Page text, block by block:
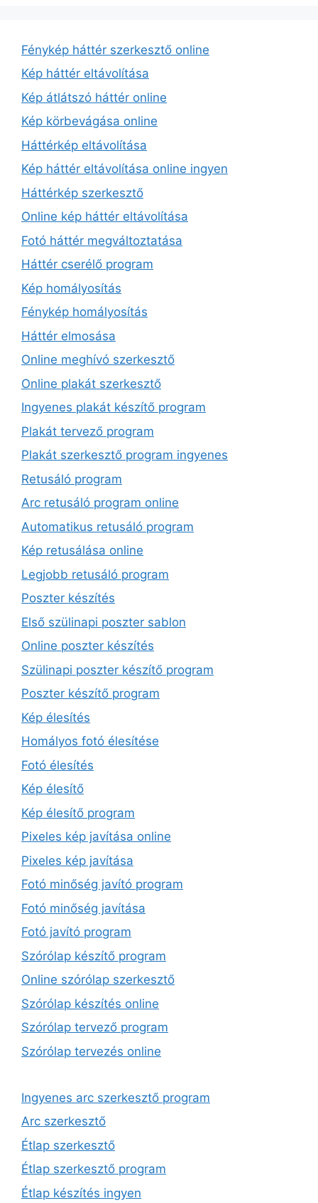
Fénykép háttér szerkesztő online
Kép háttér eltávolítása
Kép átlátszó háttér online
Kép körbevágása online
Háttérkép eltávolítása
Kép háttér eltávolítása online ingyen
Háttérkép szerkesztő
Online kép háttér eltávolítása
Fotó háttér megváltoztatása
Háttér cserélő program
Kép homályosítás
Fénykép homályosítás
Háttér elmosása
Online meghívó szerkesztő
Online plakát szerkesztő
Ingyenes plakát készítő program
Plakát tervező program
Plakát szerkesztő program ingyenes
Retusáló program
Arc retusáló program online
Automatikus retusáló program
Kép retusálása online
Legjobb retusáló program
Poszter készítés
Első szülinapi poszter sablon
Online poszter készítés
Szülinapi poszter készítő program
Poszter készítő program
Kép élesítés
Homályos fotó élesítése
Fotó élesítés
Kép élesítő
Kép élesítő program
Pixeles kép javítása online
Pixeles kép javítása
Fotó minőség javító program
Fotó minőség javítása
Fotó javító program
Szórólap készítő program
Online szórólap szerkesztő
Szórólap készítés online
Szórólap tervező program
Szórólap tervezés online
Ingyenes arc szerkesztő program
Arc szerkesztő
Étlap szerkesztő
Étlap szerkesztő program
Étlap készítés ingyen